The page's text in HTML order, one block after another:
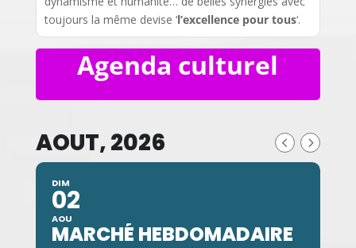
toujours la même devise ‘l’excellence pour tous‘.
Agenda culturel
AOUT, 2026
DIM
02
AOU
MARCHÉ HEBDOMADAIRE